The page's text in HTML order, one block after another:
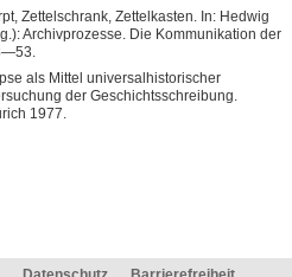
Zettelschrank, Zettelkasten. In: Hedwig
Archivprozesse. Die Kommunikation der
als Mittel universalhistorischer
der Geschichtsschreibung.
1977.